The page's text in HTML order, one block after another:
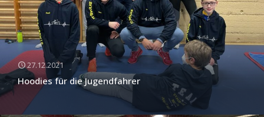
27.12.2021
Hoodies für die Jugendfahrer